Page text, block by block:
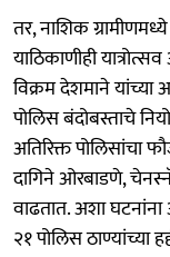
तर, नाशिक
याठिकाणीही
विक्रम देशमाने यांच्या
पोलिस बंदोबस्ताचे
अतिरिक्त पोलिसांचा
दागिने ओरबाडणे,
वाढतात. अशा
२१ पोलिस ठाण्यांच्या